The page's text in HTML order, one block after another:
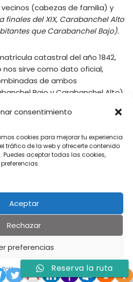
consentimiento
cookies para mejorar tu experiencia
tráfico de la web y ofrecerte contenido
aceptar todas las cookies,
Aceptar
Rechazar
preferencias
Política de privacidadAviso Legal
vecinos (cabezas de familia) y
finales del XIX, Carabanchel Alto
que Carabanchel Bajo).
catastral del año 1842,
sirve como dato oficial,
de ambos
Bajo y Carabanchel Alto),
una razón suficiente para
constituye un ayuntamiento
presentan, elcapital
es de 14.812.557 reales y
522.733 reales.
Asciende a 26.400 reales, de
reales al secretario como
se financia con 8.400 reales
los bienes propios del
obtiene mediante impuestos.
Reserva la ruta